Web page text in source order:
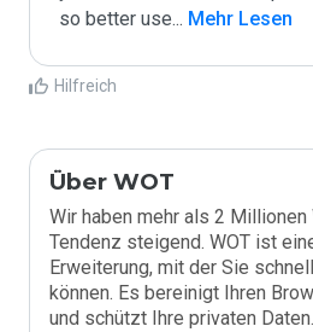
so better use... Mehr Lesen
Hilfreich
Über WOT
Wir haben mehr als 2
Tendenz steigend. WOT ist
Erweiterung, mit der Sie
können. Es bereinigt Ihren
und schützt Ihre privaten Daten.